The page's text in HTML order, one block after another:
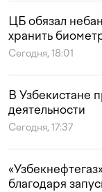
ЦБ обязал
хранить
Сегодня, 18:01
В Узбекистане
деятельности
Сегодня, 17:37
благодаря